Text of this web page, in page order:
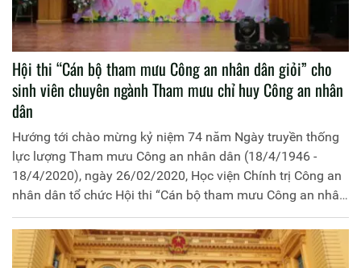
Hội thi “Cán bộ tham mưu Công an nhân dân giỏi” cho
sinh viên chuyên ngành Tham mưu chỉ huy Công an nhân
dân
Hướng tới chào mừng kỷ niệm 74 năm Ngày truyền thống
lực lượng Tham mưu Công an nhân dân (18/4/1946 -
18/4/2020), ngày 26/02/2020, Học viện Chính trị Công an
nhân dân tổ chức Hội thi “Cán bộ tham mưu Công an nhân
dân giỏi” cho sinh viên chuyên ngành Tham mưu chỉ huy
Công an nhân dân - khóa D3, D4. Đến dự Hội thi có đồng
chí Đại tá, PGS.TS Đinh Ngọc Hoa, Phó Bí thư Đảng ủy, Phó